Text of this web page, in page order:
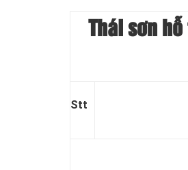
Thái sơn
Stt